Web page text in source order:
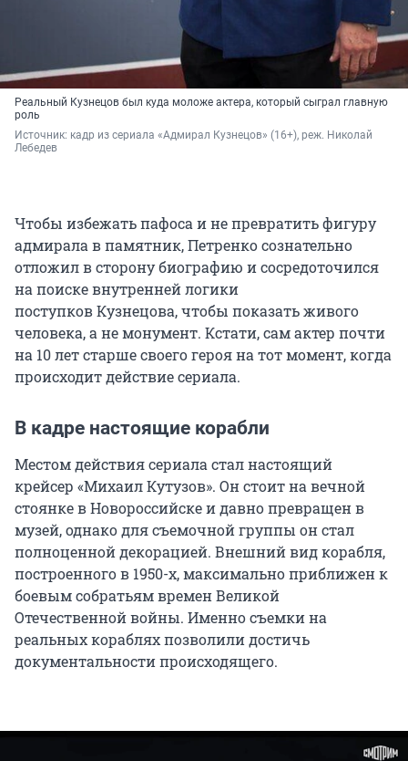
Реальный Кузнецов был куда моложе актера, который сыграл главную
роль
Источник: кадр из сериала «Адмирал Кузнецов» (16+), реж. Николай
Лебедев
Чтобы избежать пафоса и не превратить фигуру
адмирала в памятник, Петренко сознательно
отложил в сторону биографию и сосредоточился
на поиске внутренней логики
поступков Кузнецова, чтобы показать живого
человека, а не монумент. Кстати, сам актер почти
на 10 лет старше своего героя на тот момент, когда
происходит действие сериала.
В кадре настоящие корабли
Местом действия сериала стал настоящий
крейсер «Михаил Кутузов». Он стоит на вечной
стоянке в Новороссийске и давно превращен в
музей, однако для съемочной группы он стал
полноценной декорацией. Внешний вид корабля,
построенного в 1950-х, максимально приближен к
боевым собратьям времен Великой
Отечественной войны. Именно съемки на
реальных кораблях позволили достичь
документальности происходящего.